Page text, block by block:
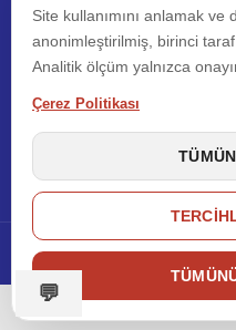
34179 - ATAŞEHİR / İSTANBUL
İLETIŞIM
Tlf: +90 216 471 72 00 (Pbx)
Fax: +90 216 471 76 06
LETOON MİMARLIK
💬
🍪
Site kullanımını anlamak
anonimleştirilmiş, birinci
Analitik ölçüm yalnızca
Çerez Politikası